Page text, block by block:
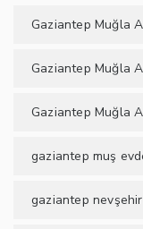
Gaziantep Muğla
Gaziantep Muğla
Gaziantep Muğla
gaziantep muş
gaziantep nevşehir